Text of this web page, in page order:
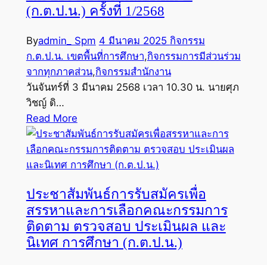
(ก.ต.ป.น.) ครั้งที่ 1/2568
Byadmin_ Spm 4 มีนาคม 2025 กิจกรรม
ก.ต.ป.น. เขตพื้นที่การศึกษา,กิจกรรมการมีส่วนร่วม
จากทุกภาคส่วน,กิจกรรมสำนักงาน
วันจันทร์ที่ 3 มีนาคม 2568 เวลา 10.30 น. นายศุภ
วิชญ์ ดิ…
Read More
ประชาสัมพันธ์การรับสมัครเพื่อ
สรรหาและการเลือกคณะกรรมการ
ติดตาม ตรวจสอบ ประเมินผล และ
นิเทศ การศึกษา (ก.ต.ป.น.)